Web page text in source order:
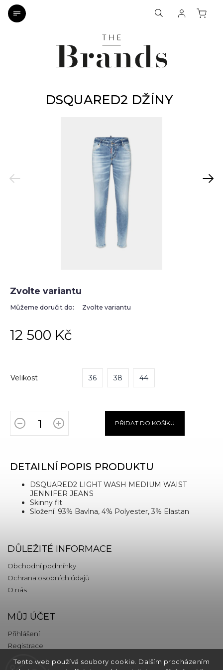
Tento web používá soubory cookie. Dalším procházením
DSQUARED2 DŽÍNY
Previous Next
Velikost 36 38 44
12 500 Kč
Zvolte variantu
Můžeme doručit do: Zvolte variantu
PŘIDAT DO KOŠÍKU
DETAILNÍ POPIS PRODUKTU
DSQUARED2 LIGHT WASH MEDIUM WAIST
JENNIFER JEANS
Skinny fit
Složení: 93% Bavlna, 4% Polyester, 3% Elastan
DŮLEŽITÉ INFORMACE
Obchodní podmínky
Ochrana osobních údajů
O nás
MŮJ ÚČET
Přihlášení
Registrace